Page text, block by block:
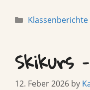
Categories
Klassenberichte
Skikurs
12. Feber 2026 by